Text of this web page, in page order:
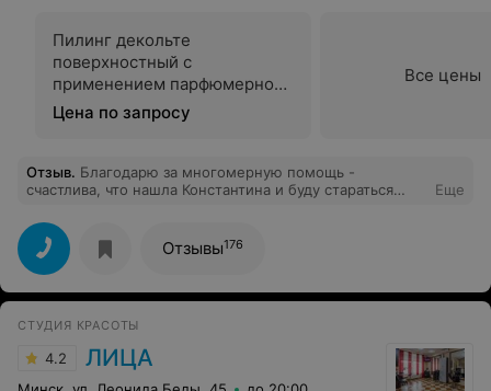
Пилинг декольте
поверхностный с
применением парфюмерно-
косметической продукции
Цена по запросу
Все цены
Отзыв. Благодарю за многомерную помощь -
счастлива, что нашла Константина и буду стараться
методики - чудесные!
Еще
Отзывы176
СТУДИЯ КРАСОТЫ
4.2 ЛИЦА